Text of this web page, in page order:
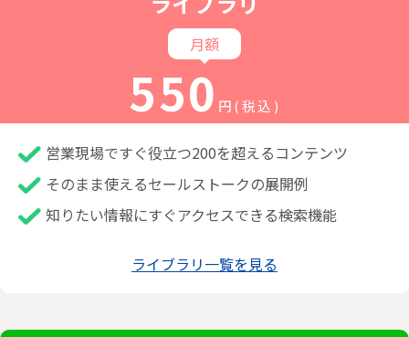
月額
550 円(税込)
営業現場ですぐ役立つ200を超えるコンテンツ
そのまま使えるセールストークの展開例
知りたい情報にすぐアクセスできる検索機能
ライブラリ一覧を見る